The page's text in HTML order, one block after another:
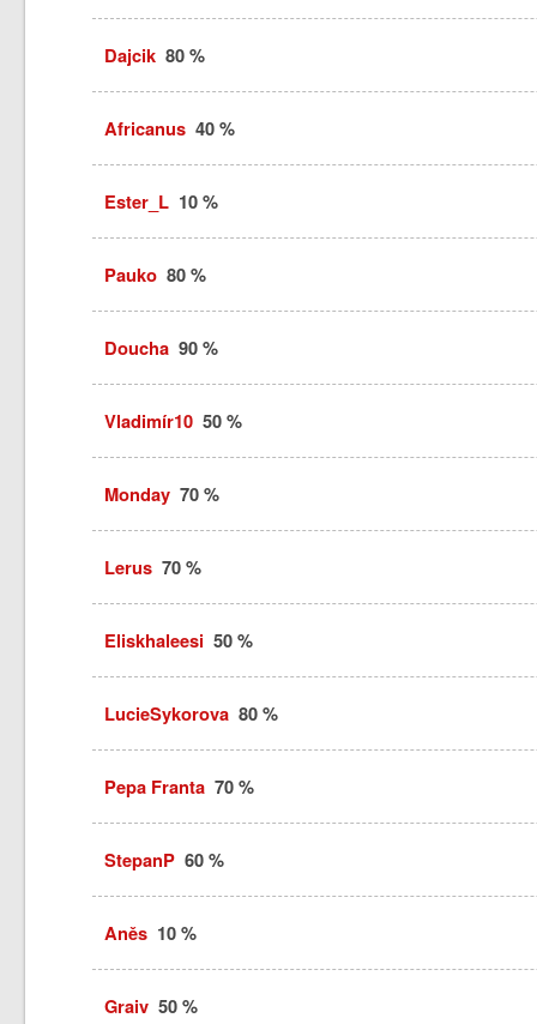
Dajcik80 %
Africanus40 %
Ester_L10 %
Pauko80 %
Doucha90 %
Vladimír1050 %
Monday70 %
Lerus70 %
Eliskhaleesi 50 %
LucieSykorova80 %
Pepa Franta70 %
StepanP60 %
Aněs10 %
Graiv50 %